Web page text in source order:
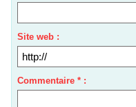
Site web :
Commentaire * :